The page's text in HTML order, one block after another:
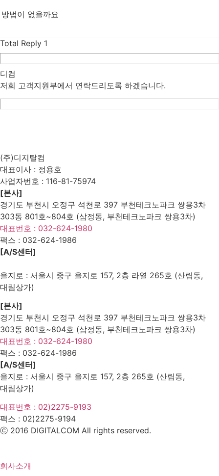
방법이 없을까요
Total Reply 1
디컴
저희 고객지원부에서 연락드리도록 하겠습니다.
(주)디지탈컴
대표이사 : 정용호
사업자번호 : 116-81-75974
[본사]
경기도 부천시 오정구 석천로 397 부천테크노파크 쌍용3차
303동 801호~804호 (삼정동, 부천테크노파크 쌍용3차)
대표번호 : 032-624-1980
팩스 : 032-624-1986
[A/S센터]
을지로 : 서울시 중구 을지로 157, 2층 라열 265호 (산림동,
대림상가)
[본사]
경기도 부천시 오정구 석천로 397 부천테크노파크 쌍용3차
303동 801호~804호 (삼정동, 부천테크노파크 쌍용3차)
대표번호 : 032-624-1980
팩스 : 032-624-1986
[A/S센터]
을지로 : 서울시 중구 을지로 157, 2층 265호 (산림동,
대림상가)
대표번호 : 02)2275-9193
팩스 : 02)2275-9194​
ⓒ 2016 DIGITALCOM All rights reserved.
회사소개